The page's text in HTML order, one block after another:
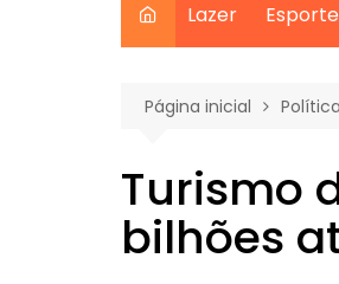
Lazer
Página inicial
Turismo
bilhões